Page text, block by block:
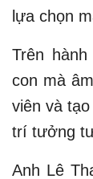
lựa chọn
Trên
con mà
viên và
trí tưởng
Anh Lê